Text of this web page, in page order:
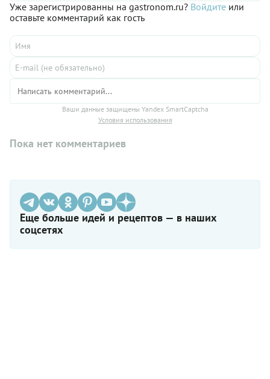
Уже зарегистрированны на gastronom.ru? Войдите или
оставьте комментарий как гость
Ваши данные защищены Yandex SmartCaptcha
Условия использования
Пока нет комментариев
Еще больше идей и рецептов — в наших
соцсетях